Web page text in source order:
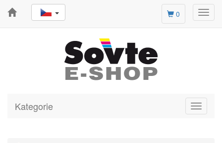
0
Toggle
Kategorie